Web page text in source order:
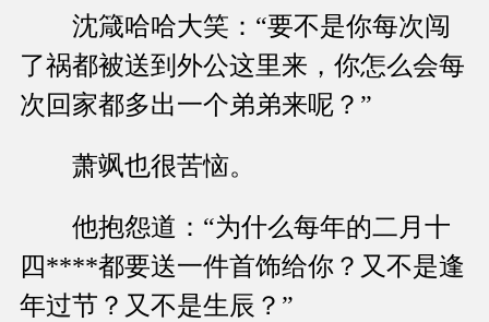
沈箴哈哈大笑：“要不是你每次闯
了祸都被送到外公这里来，你怎么会每
次回家都多出一个弟弟来呢？”
萧飒也很苦恼。
他抱怨道：“为什么每年的二月十
四****都要送一件首饰给你？又不是逢
年过节？又不是生辰？”